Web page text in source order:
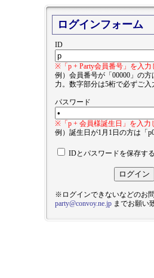
ログインフォーム
ID
※「p + Party会員番号」を入力
例）会員番号が「00000」の方
力。数字部分は5桁で必ずご入
パスワード
※「p + 会員様誕生日」を入力
例）誕生日が1月1日の方は「
IDとパスワードを保存する
※ログインできないなどのお
party@convoy.ne.jp までお願い